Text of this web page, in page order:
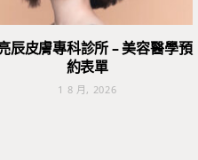
辰皮膚專科診所 – 美容醫學預
約表單
1 8 月, 2026